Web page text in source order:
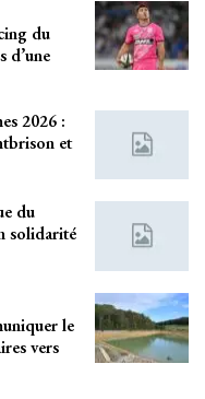
du
d’une
2026 :
et
du
solidarité
le
vers